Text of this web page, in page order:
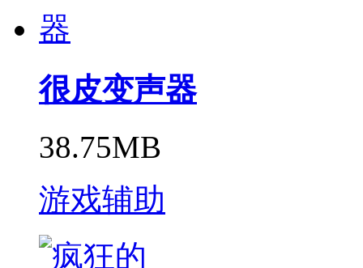
很皮变声器
38.75MB
游戏辅助